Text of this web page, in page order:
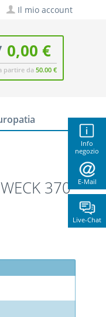
Info
negozio
E-Mail
Live-Chat
Il mio account
0,00 €
partire da 50.00 €
370